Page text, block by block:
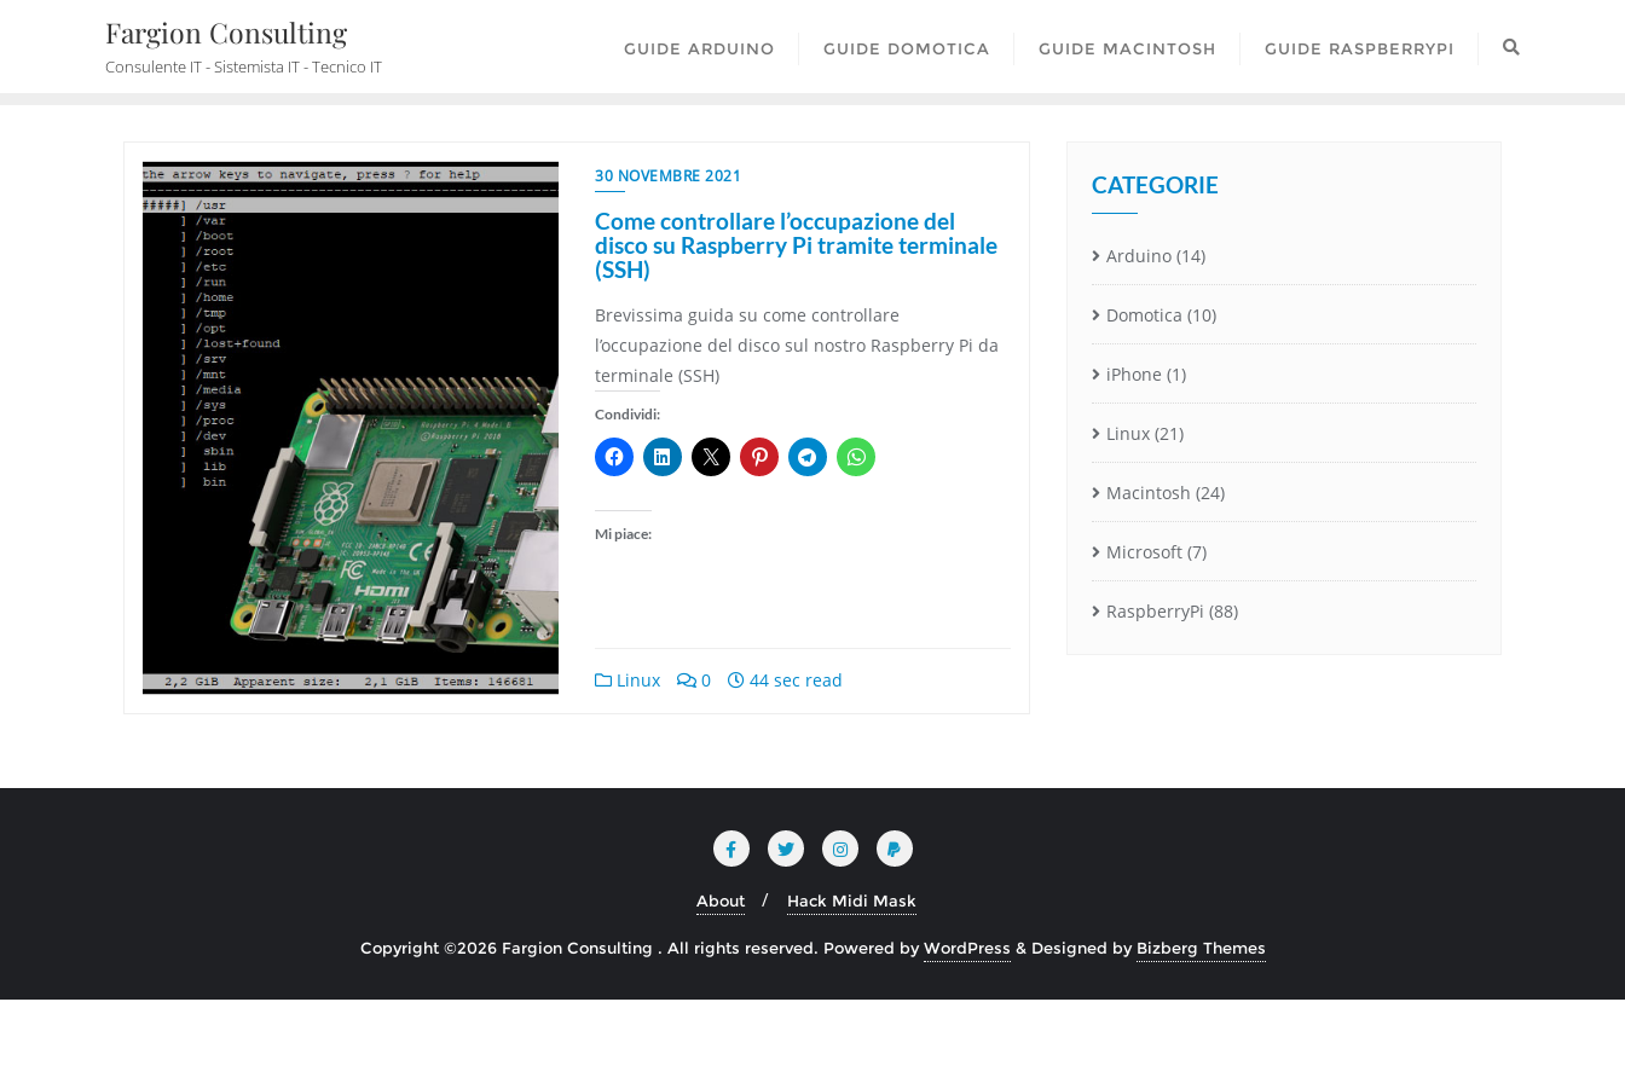
Fargion Consulting
Consulente IT - Sistemista IT - Tecnico IT
GUIDE ARDUINO GUIDE DOMOTICA GUIDE MACINTOSH GUIDE RASPBERRYPI
30 NOVEMBRE 2021
Come controllare l’occupazione del
disco su Raspberry Pi tramite terminale
(SSH)
Brevissima guida su come controllare
l’occupazione del disco sul nostro Raspberry Pi da
terminale (SSH)
Condividi:
Mi piace:
Linux 0 44 sec read
CATEGORIE
Arduino (14)
Domotica (10)
iPhone (1)
Linux (21)
Macintosh (24)
Microsoft (7)
RaspberryPi (88)
About Hack Midi Mask
Copyright ©2026 Fargion Consulting . All rights reserved. Powered byWordPress & Designed by Bizberg Themes